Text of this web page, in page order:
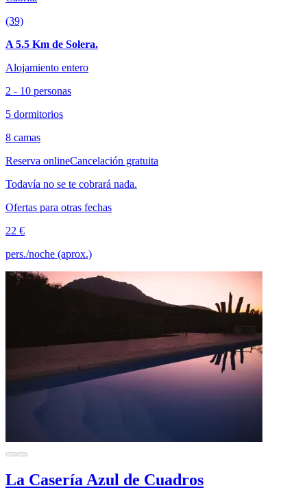
(39)
A 5.5 Km de Solera.
Alojamiento entero
2 - 10 personas
5 dormitorios
8 camas
Reserva onlineCancelación gratuita
Todavía no se te cobrará nada.
Ofertas para otras fechas
22 €
pers./noche (aprox.)
La Casería Azul de Cuadros